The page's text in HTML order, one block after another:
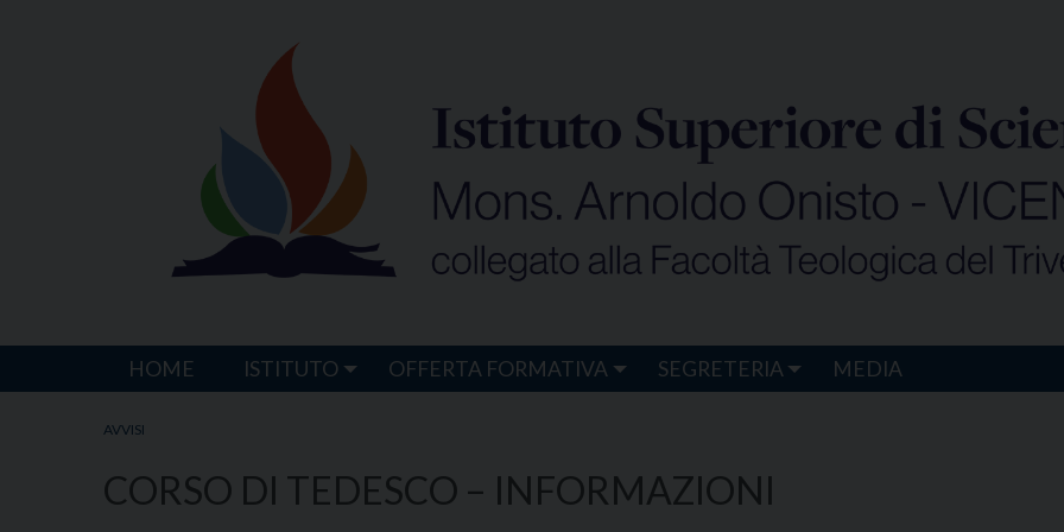
HOME ISTITUTO OFFERTA FORMATIVA SEGRETERIA MEDIA
AVVISI
CORSO DI TEDESCO – INFORMAZIONI